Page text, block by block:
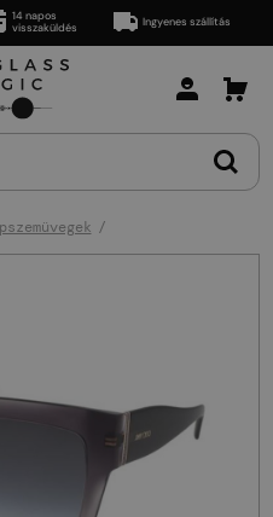
14 napos
visszaküldés
Ingyenes szállítás